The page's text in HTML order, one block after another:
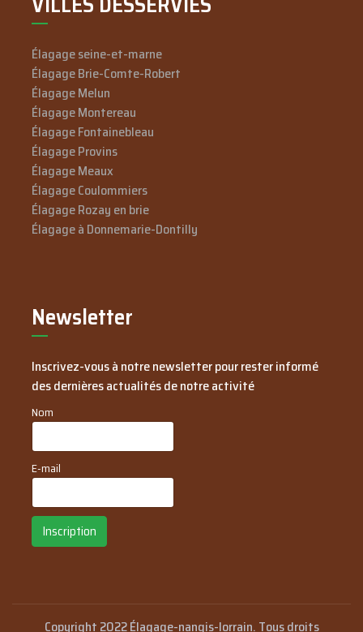
Élagage seine-et-marne
Élagage Brie-Comte-Robert
Élagage Melun
Élagage Montereau
Élagage Fontainebleau
Élagage Provins
Élagage Meaux
Élagage Coulommiers
Élagage Rozay en brie
Élagage à Donnemarie-Dontilly
Newsletter
Inscrivez-vous à notre newsletter pour rester informé
des dernières actualités de notre activité
Nom
E-mail
Inscription
Copyright 2022 Élagage-nangis-lorrain. Tous droits